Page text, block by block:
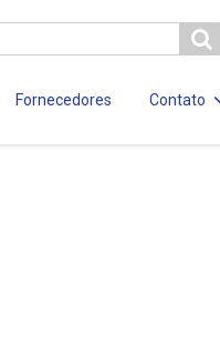
Fornecedores Contato